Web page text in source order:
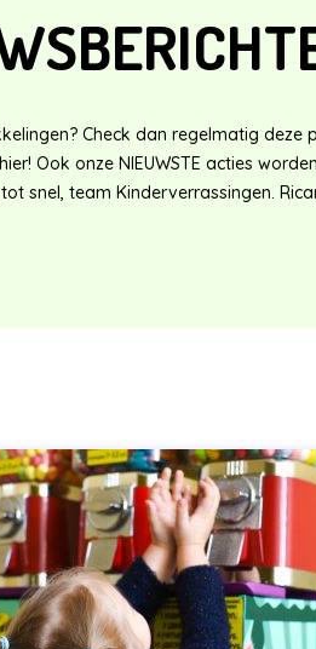
Check dan regelmatig
Ook onze NIEUWSTE acties
snel, team Kinderverrassingen.